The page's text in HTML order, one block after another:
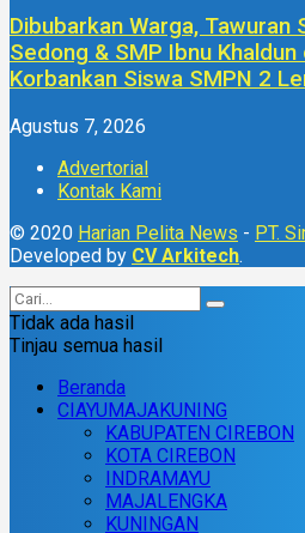
Dibubarkan Warga, Tawuran
Sedong & SMP Ibnu Khaldun
Korbankan Siswa SMPN 2
Agustus 7, 2026
Advertorial
Kontak Kami
© 2020 Harian Pelita News - PT.
Developed by CV Arkitech.
Tidak ada hasil
Tinjau semua hasil
Beranda
CIAYUMAJAKUNING
KABUPATEN CIREBON
KOTA CIREBON
INDRAMAYU
MAJALENGKA
KUNINGAN